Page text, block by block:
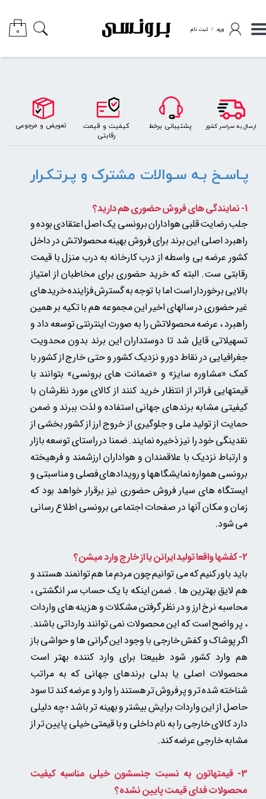
ورود / ثبت نام
حساب کاربری من
تغییر گذر واژه
خروج از حساب کاربری
۰
​ارسال به سراسر کشور پشتیبانی برخط
کیفیت و قیمت
رقابتی
​​​تعویض و مرجوعی
پـاسـخ بـه سـوالات مشترک و پـرتـکـرار
1- نمایندگی های فروش حضوری هم دارید؟
جلب رضایت قلبی هواداران برونسی یک اصل اعتقادی بوده و
راهبرد اصلی این برند برای فروش بهینه محصولاتش در داخل
کشور عرضه بی واسطه از درب کارخانه به درب منزل با قیمت
رقابتی ست. البته که خرید حضوری برای مخاطبان از امتیاز
بالایی برخوردار است اما با توجه به گسترش فزاینده خریدهای
غیر حضوری در سالهای اخیر این مجموعه هم با تکیه بر همین
راهبرد ، عرضه محصولاتش را به صورت اینترنتی توسعه داد و
تسهیلاتی قایل شد تا دوستداران این برند بدون محدویت
جغرافیایی در نقاط دور و نزدیک کشور و حتی خارج از کشور با
کمک «مشاوره سایز» و «ضمانت های برونسی» بتوانند با
قیمتهایی فراتر از انتظار خرید کنند از کالای مورد نظرشان با
کیفیتی مشابه برندهای جهانی استفاده و لذت ببرند و ضمن
حمایت از تولید ملی و جلوگیری از خروج ارز از کشور بخشی از
نقدینگی خود را نیز ذخیره نمایند. ضمنا در راستای توسعه بازار
و ارتباط نزدیک با علاقمندان و هواداران ارزشمند و فرهیخته
برونسی همواره نمایشگاهها و رویدادهای فصلی و مناسبتی و
ایستگاه های سیار فروش حضوری نیز برقرار خواهد بود که
زمان و مکان آنها در صفحات اجتماعی برونسی اطلاع رسانی
می شود.
2- کفشها واقعا تولید ایرانن یا از خارج وارد میشن؟
باید باور کنیم که می توانیم چون مردم ما هم توانمند هستند و
هم لایق بهترین ها . ضمن اینکه با یک حساب سر انگشتی ،
محاسبه نرخ ارز و در نظر گرفتن مشکلات و هزینه های واردات
، پر واضح است که این محصولات نمی توانند وارداتی باشند.
اگر پوشاک و کفش خارجی با وجود این گرانی ها و حواشی باز
هم وارد کشور شود طبیعتا برای وارد کننده بهتر است
محصولات اصلی یا بدلی برندهای جهانی که به مراتب
شناخته شده تر و پر فروش تر هستند را وارد و عرضه کندتا سود
حاصل از این واردات برایش بیشتر و بهینه تر باشد ؛ چه دلیلی
دارد کالای خارجی را به نام داخلی و با قیمتی خیلی پایین تر از
مشابه خارجی عرضه کند.
3- قیمتهاتون به نسبت جنسشون خیلی مناسبه
کیفیت
محصولات فدای قیمت پایین نشده؟